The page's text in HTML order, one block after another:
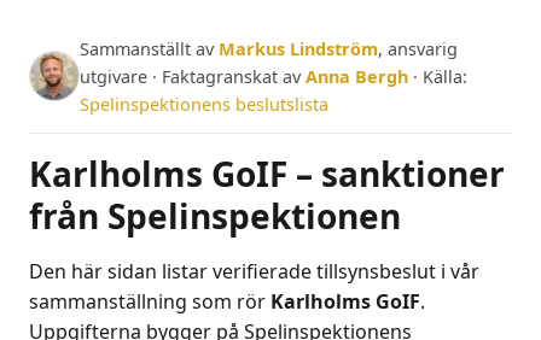
Sammanställt av Markus Lindström, ansvarig
utgivare · Faktagranskat avAnna Bergh · Källa:
Spelinspektionens beslutslista
Karlholms GoIF – sanktioner
från Spelinspektionen
Den här sidan listar verifierade tillsynsbeslut i vår
sammanställning som rör Karlholms GoIF.
Uppgifterna bygger på Spelinspektionens